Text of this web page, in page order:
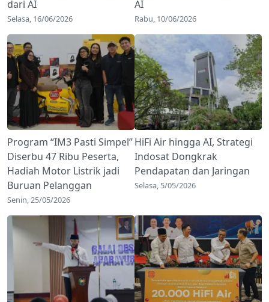
dari AI
Selasa, 16/06/2026
AI
Rabu, 10/06/2026
Program “IM3 Pasti Simpel”
Diserbu 47 Ribu Peserta,
Hadiah Motor Listrik jadi
Buruan Pelanggan
Senin, 25/05/2026
HiFi Air hingga AI, Strategi
Indosat Dongkrak
Pendapatan dan Jaringan
Selasa, 5/05/2026